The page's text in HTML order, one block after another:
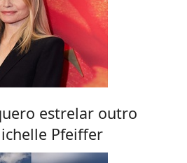
estrelar outro
Pfeiffer